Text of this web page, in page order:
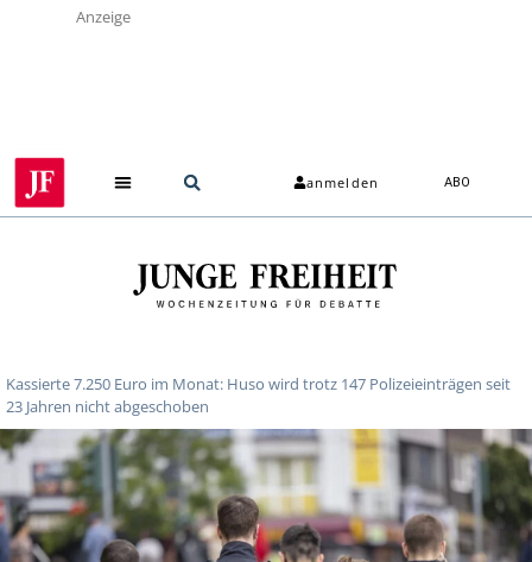
Anzeige
anmelden ABO
Kassierte 7.250 Euro im Monat: Huso wird trotz 147 Polizeieinträgen seit
23 Jahren nicht abgeschoben